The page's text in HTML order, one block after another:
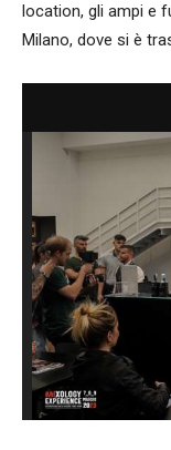
location, gli ampi e
Milano, dove si è